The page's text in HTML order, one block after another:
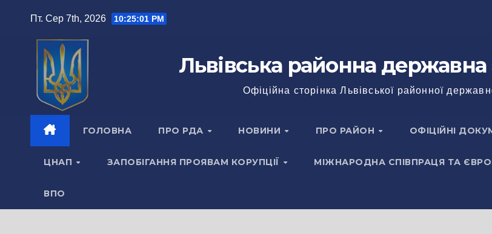
Пт. Сер 7th, 2026 10:25:02 PM
Львівська районна державна
Офіційна сторінка Львівської районної
ГОЛОВНА ПРО РДА НОВИНИ ПРО РАЙОН ОФІЦІЙНІ
ЦНАП ЗАПОБІГАННЯ ПРОЯВАМ КОРУПЦІЇ МІЖНАРОДНА СПІВПРАЦЯ ТА
ВПО